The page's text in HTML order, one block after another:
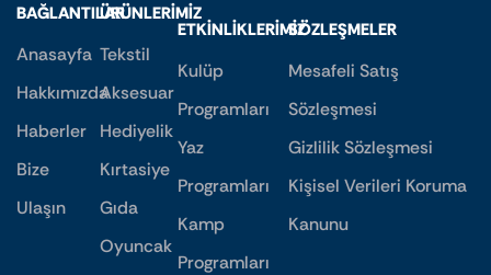
BAĞLANTILAR
Anasayfa
Hakkımızda
Haberler
Bize
Ulaşın
ÜRÜNLERIMIZ
Tekstil
Aksesuar
Hediyelik
Kırtasiye
Gıda
Oyuncak
ETKINLIKLERIMIZ
Kulüp
Programları
Yaz
Programları
Kamp
Programları
SÖZLEŞMELER
Mesafeli Satış
Sözleşmesi
Gizlilik Sözleşmesi
Kişisel Verileri Koruma
Kanunu